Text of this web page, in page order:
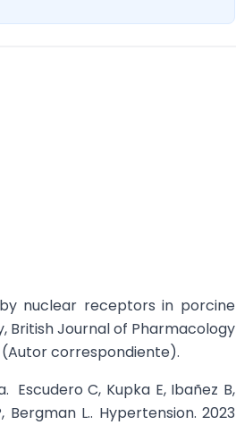
by nuclear receptors in porcine
British Journal of Pharmacology
(Autor correspondiente).
C, Kupka E, Ibañez B,
L.. Hypertension. 2023